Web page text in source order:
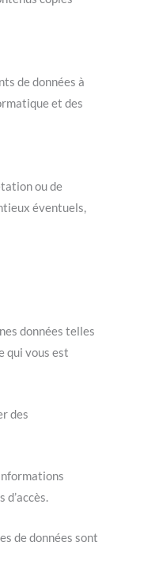
de données à
et des
ou de
éventuels,
données telles
qui vous est
des
de données sont